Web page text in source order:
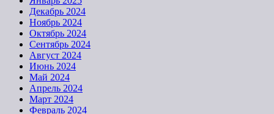
Декабрь 2024
Ноябрь 2024
Октябрь 2024
Сентябрь 2024
Август 2024
Июнь 2024
Май 2024
Апрель 2024
Март 2024
Февраль 2024